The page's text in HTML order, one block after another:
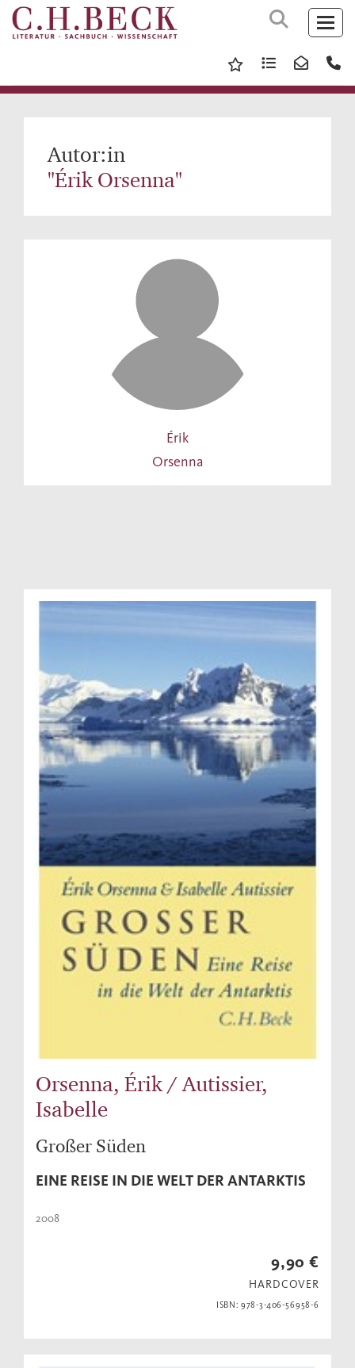
Autor:in
"Érik Orsenna"
Érik
Orsenna
Orsenna, Érik / Autissier,
Isabelle
Großer Süden
EINE REISE IN DIE WELT DER ANTARKTIS
2008
9,90 €
HARDCOVER
ISBN: 978-3-406-56958-6